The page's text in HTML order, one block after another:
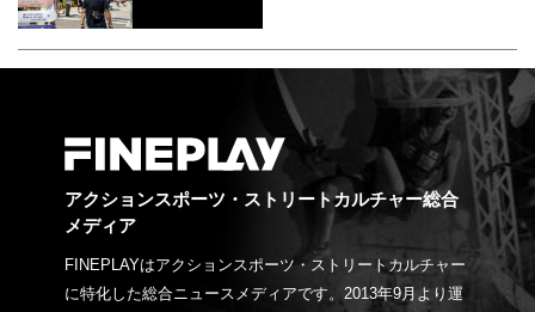
アクションスポーツ・ストリートカルチャー総合
メディア
FINEPLAYはアクションスポーツ・ストリートカルチャー
に特化した総合ニュースメディアです。2013年9月より運